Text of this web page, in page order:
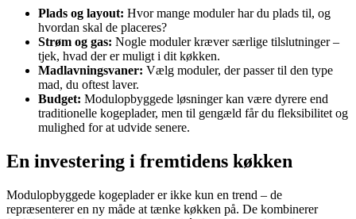
Plads og layout: Hvor mange moduler har du plads til, og
hvordan skal de placeres?
Strøm og gas: Nogle moduler kræver særlige tilslutninger –
tjek, hvad der er muligt i dit køkken.
Madlavningsvaner: Vælg moduler, der passer til den type
mad, du oftest laver.
Budget: Modulopbyggede løsninger kan være dyrere end
traditionelle kogeplader, men til gengæld får du fleksibilitet og
mulighed for at udvide senere.
En investering i fremtidens køkken
Modulopbyggede kogeplader er ikke kun en trend – de
repræsenterer en ny måde at tænke køkken på. De kombinerer